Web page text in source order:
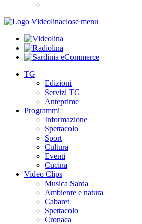
close menu
TG
Edizioni
Servizi TG
Anteprime
Programmi
Informazione
Spettacolo
Sport
Cultura
Eventi
Cucina
Video Clips
Musica Sarda
Ambiente e natura
Cabaret
Spettacolo
Cronaca